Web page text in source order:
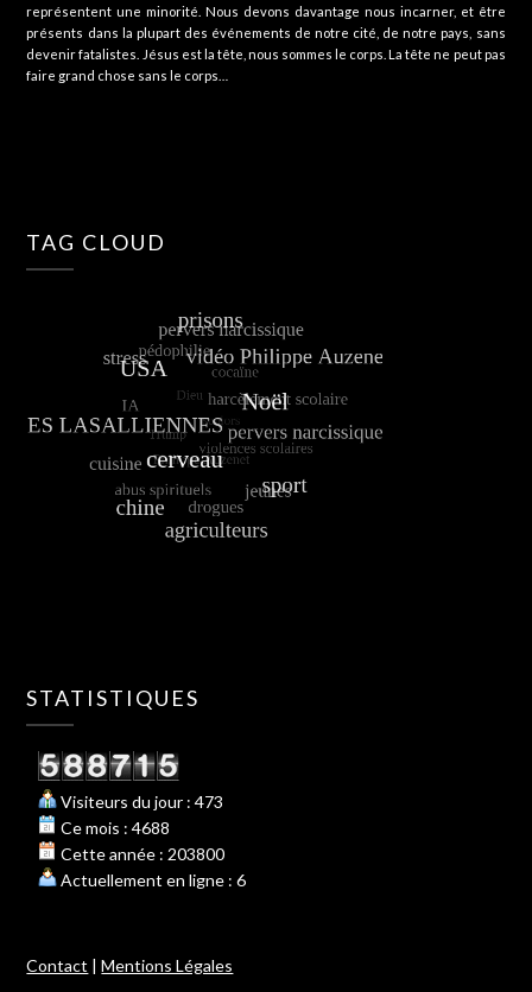
représentent une minorité. Nous devons davantage nous incarner, et être
présents dans la plupart des événements de notre cité, de notre pays, sans
devenir fatalistes. Jésus est la tête, nous sommes le corps. La tête ne peut pas
faire grand chose sans le corps…
TAG CLOUD
STATISTIQUES
Visiteurs du jour : 473
Ce mois : 4688
Cette année : 203800
Actuellement en ligne : 6
Contact |Mentions Légales